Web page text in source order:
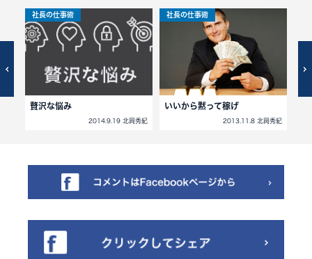
社長の仕事術
贅沢な悩み
2014.9.19 北岡秀紀
社長の仕事術
いいから黙って稼げ
2013.11.8 北岡秀紀